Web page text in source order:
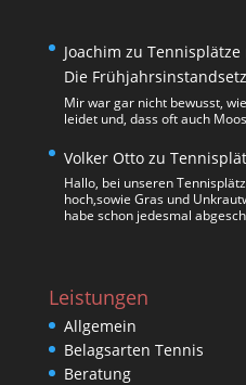
Joachim zu
Die
Mir war gar nicht bewusst,
leidet und, dass oft auch
Volker Ottozu
Hallo, bei unseren
hoch,sowie Gras und
habe schon jedesmal
Leistungen
Allgemein
Belagsarten Tennis
Beratung